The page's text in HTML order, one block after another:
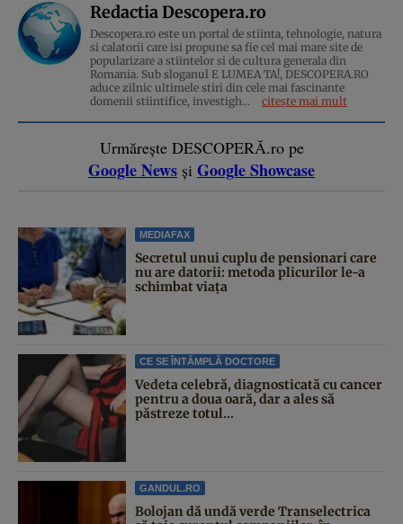
Redactia Descopera.ro
Descopera.ro este un portal de stiinta, tehnologie, natura
si calatorii care isi propune sa fie cel mai mare site de
popularizare a stiintelor si de cultura generala din
Romania. Sub sloganul E LUMEA TA!, DESCOPERA.RO
aduce zilnic ultimele stiri din cele mai fascinante
domenii stiintifice, investigh...
citește mai mult
Urmărește DESCOPERĂ.ro pe
Google News și Google Showcase
MEDIAFAX
Secretul unui cuplu de pensionari care
nu are datorii: metoda plicurilor le-a
schimbat viața
CE SE ÎNTÂMPLĂ DOCTORE
Vedeta celebră, diagnosticată cu cancer
pentru a doua oară, dar a ales să
păstreze totul...
GANDUL.RO
Bolojan dă undă verde Transelectrica